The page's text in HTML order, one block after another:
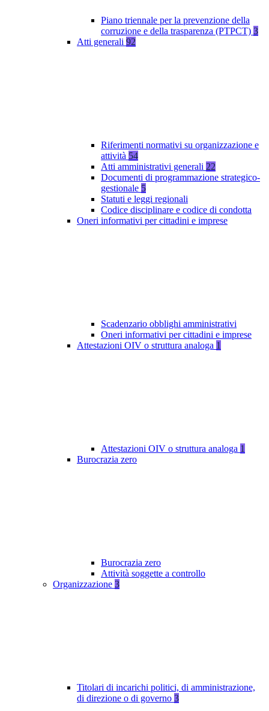
Piano triennale per la prevenzione della
corruzione e della trasparenza (PTPCT) 3
Atti generali 92
Riferimenti normativi su organizzazione e
attività 54
Atti amministrativi generali 22
Documenti di programmazione strategico-
gestionale 5
Statuti e leggi regionali
Codice disciplinare e codice di condotta
Oneri informativi per cittadini e imprese
Scadenzario obblighi amministrativi
Oneri informativi per cittadini e imprese
Attestazioni OIV o struttura analoga 1
Attestazioni OIV o struttura analoga 1
Burocrazia zero
Burocrazia zero
Attività soggette a controllo
Organizzazione 3
Titolari di incarichi politici, di amministrazione,
di direzione o di governo 3